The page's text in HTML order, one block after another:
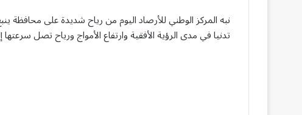
نبه المركز الوطني للأرصاد اليوم من رياح شديدة على محافظة
تدنيا في مدى الرؤية الأفقية وارتفاع الأمواج ورياح تصل سرعتها إلى ( 40 – 49 ) كم